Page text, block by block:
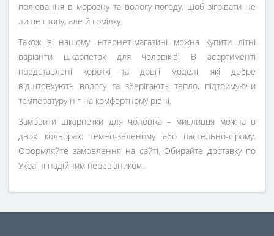
полювання в морозну та вологу погоду, щоб зігрівати не
лише стопу, але й гомілку.
Також в нашому інтернет-магазині можна купити літні
варіанти шкарпеток для чоловіків. В асортименті
представлені короткі та довгі моделі, які добре
відштовхують вологу та зберігають тепло, підтримуючи
температуру ніг на комфортному рівні.
Замовити шкарпетки для чоловіка – мисливця можна в
двох кольорах: темно-зеленому або пастельно-сірому.
Оформляйте замовлення на сайті. Обирайте доставку по
Україні надійним перевізником.